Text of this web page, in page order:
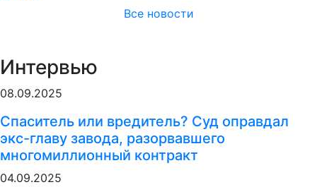
Все новости
Интервью
08.09.2025
Спаситель или вредитель? Суд оправдал
экс-главу завода, разорвавшего
многомиллионный контракт
04.09.2025